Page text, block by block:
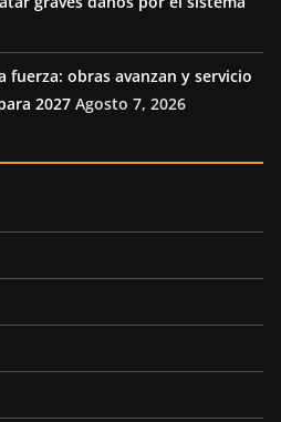
fuerza: obras avanzan y servicio
2027 Agosto 7, 2026